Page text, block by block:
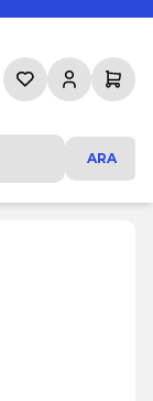
ARA
Favorilerim
HesabımSepetim